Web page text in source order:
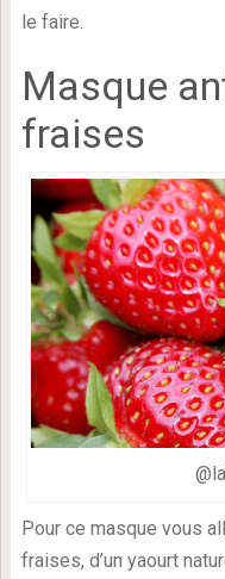
le faire.
Masque
fraises
Pour ce masque vous
fraises, d’un yaourt